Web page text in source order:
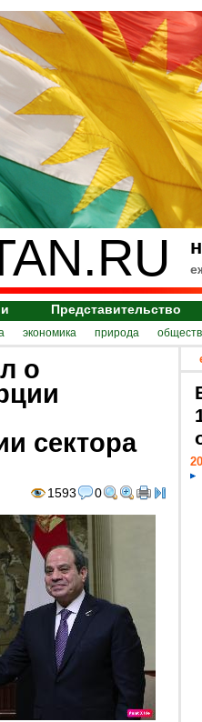
Представительство
экономика природа
о
сектора
1593 0